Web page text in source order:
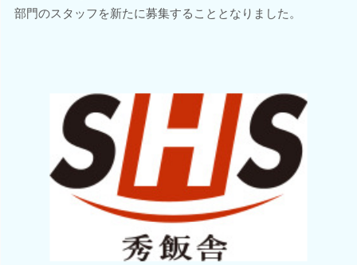
部門のスタッフを新たに募集することとなりました。